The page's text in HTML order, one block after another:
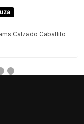
Calzado Caballito